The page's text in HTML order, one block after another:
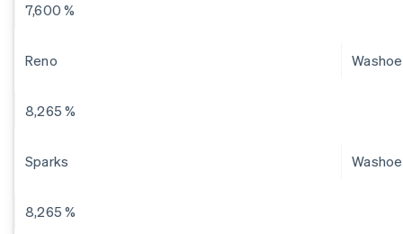
7,600 %
Reno Washoe
8,265 %
Sparks Washoe
8,265 %